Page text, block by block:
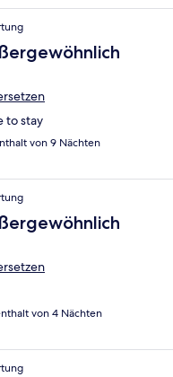
to stay
von 9 Nächten
von 4 Nächten